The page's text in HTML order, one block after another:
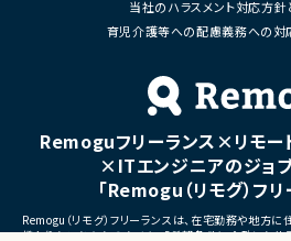
・フルリモート勤務 （初日のみ目黒へ出社）
当社のハラスメント対応方
育児介護等への配慮義務への対
Remoguフリーランス×リモート
×ITエンジニアのジョ
「Remogu（リモグ）フ
Remogu（リモグ）フリーランスは、在宅勤務や地方
携わりたいあなたのために、「希望条件に合致した仕